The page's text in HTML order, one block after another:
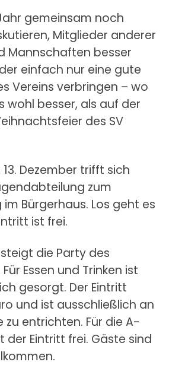
gemeinsam noch
Mitglieder anderer
Mannschaften besser
einfach nur eine gute
Vereins verbringen – wo
wohl besser, als auf der
des SV
Dezember trifft sich
zum
Bürgerhaus. Los geht es
ist frei.
die Party des
Essen und Trinken ist
gesorgt. Der Eintritt
und ist ausschließlich an
zu entrichten. Für die A-
der Eintritt frei. Gäste sind